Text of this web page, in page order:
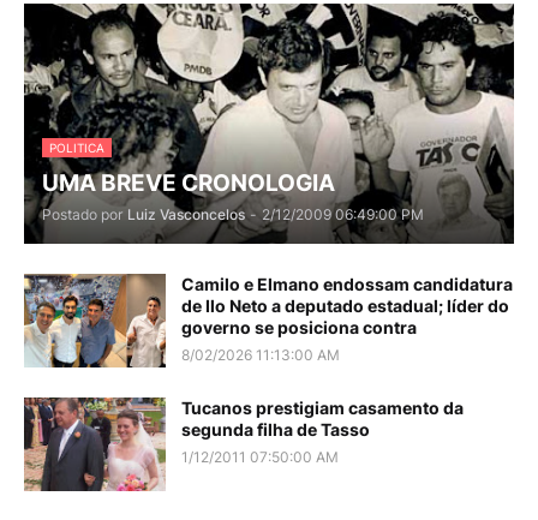
POLITICA
UMA BREVE CRONOLOGIA
Postado por Luiz Vasconcelos - 2/12/2009 06:49:00 PM
Camilo e Elmano endossam candidatura
de Ilo Neto a deputado estadual; líder do
governo se posiciona contra
8/02/2026 11:13:00 AM
Tucanos prestigiam casamento da
segunda filha de Tasso
1/12/2011 07:50:00 AM